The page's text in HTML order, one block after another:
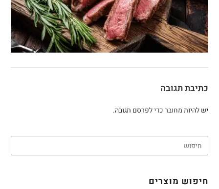
כתיבת תגובה
יש להיותמחוברכדי לפרסם תגובה.
חיפוש מוצרים